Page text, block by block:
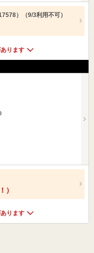
）（9/3利用不可）
ります
）
ります